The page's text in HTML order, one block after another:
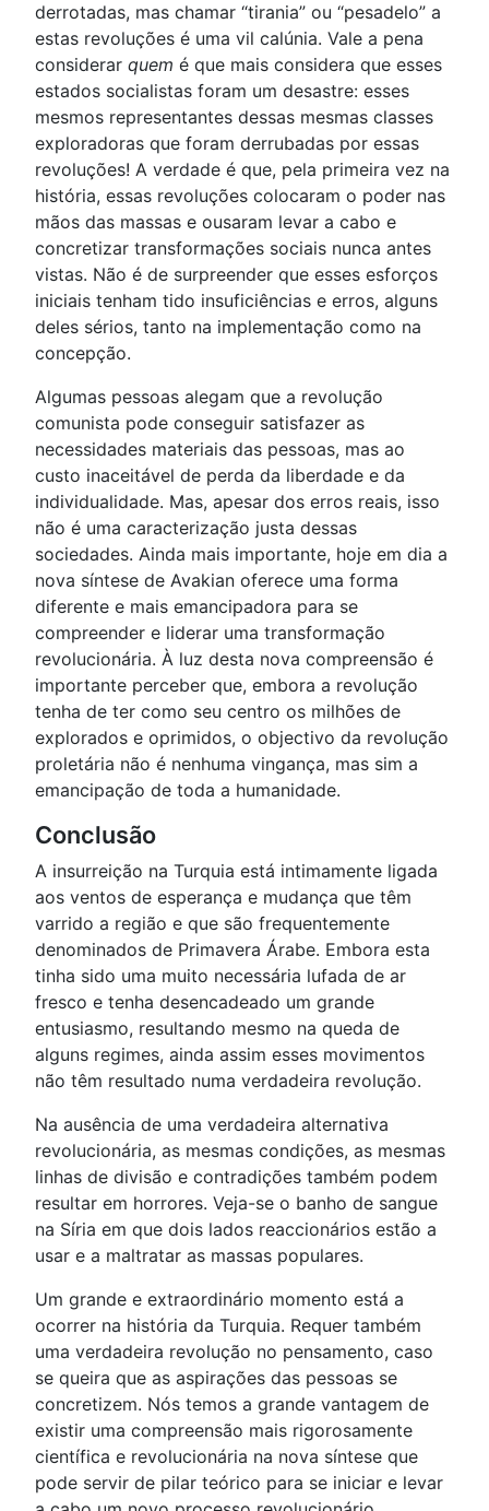
derrotadas, mas chamar “tirania” ou “pesadelo” a
estas revoluções é uma vil calúnia. Vale a pena
considerar quem é que mais considera que esses
estados socialistas foram um desastre: esses
mesmos representantes dessas mesmas classes
exploradoras que foram derrubadas por essas
revoluções! A verdade é que, pela primeira vez na
história, essas revoluções colocaram o poder nas
mãos das massas e ousaram levar a cabo e
concretizar transformações sociais nunca antes
vistas. Não é de surpreender que esses esforços
iniciais tenham tido insuficiências e erros, alguns
deles sérios, tanto na implementação como na
concepção.
Algumas pessoas alegam que a revolução
comunista pode conseguir satisfazer as
necessidades materiais das pessoas, mas ao
custo inaceitável de perda da liberdade e da
individualidade. Mas, apesar dos erros reais, isso
não é uma caracterização justa dessas
sociedades. Ainda mais importante, hoje em dia a
nova síntese de Avakian oferece uma forma
diferente e mais emancipadora para se
compreender e liderar uma transformação
revolucionária. À luz desta nova compreensão é
importante perceber que, embora a revolução
tenha de ter como seu centro os milhões de
explorados e oprimidos, o objectivo da revolução
proletária não é nenhuma vingança, mas sim a
emancipação de toda a humanidade.
Conclusão
A insurreição na Turquia está intimamente ligada
aos ventos de esperança e mudança que têm
varrido a região e que são frequentemente
denominados de Primavera Árabe. Embora esta
tinha sido uma muito necessária lufada de ar
fresco e tenha desencadeado um grande
entusiasmo, resultando mesmo na queda de
alguns regimes, ainda assim esses movimentos
não têm resultado numa verdadeira revolução.
Na ausência de uma verdadeira alternativa
revolucionária, as mesmas condições, as mesmas
linhas de divisão e contradições também podem
resultar em horrores. Veja-se o banho de sangue
na Síria em que dois lados reaccionários estão a
usar e a maltratar as massas populares.
Um grande e extraordinário momento está a
ocorrer na história da Turquia. Requer também
uma verdadeira revolução no pensamento, caso
se queira que as aspirações das pessoas se
concretizem. Nós temos a grande vantagem de
existir uma compreensão mais rigorosamente
científica e revolucionária na nova síntese que
pode servir de pilar teórico para se iniciar e levar